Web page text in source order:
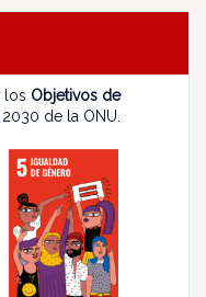
los Objetivos de
de la ONU.